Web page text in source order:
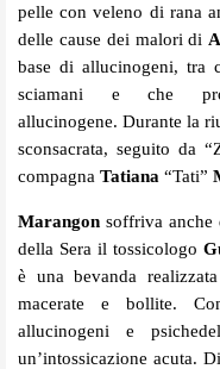
pelle con veleno di rana
delle cause dei malori di
base di allucinogeni, tra
sciamani e che
allucinogene. Durante la
sconsacrata, seguito da
compagna Tatiana “Tati”
Marangon soffriva anche
della Sera il tossicologo
è una bevanda
macerate e bollite.
allucinogeni e
un’intossicazione acuta.